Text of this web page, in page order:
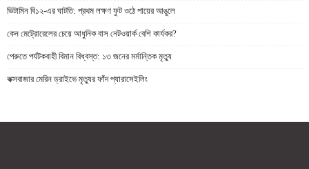
ভিটামিন বি১২-এর ঘাটতি: প্রথম লক্ষণ ফুট ওঠে পায়ের আঙুলে
কেন মেট্রোরেলের চেয়ে আধুনিক বাস নেটওয়ার্ক বেশি কার্যকর?
পেরুতে পর্যটকবাহী বিমান বিধ্বস্ত: ১৩ জনের মর্মান্তিক মৃত্যু
কক্সবাজার মেরিন ড্রাইভে মৃত্যুর ফাঁদ প্যারাসেইলিং